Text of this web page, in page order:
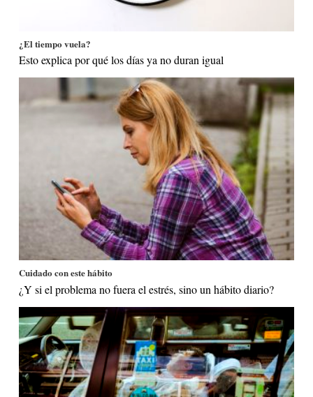
¿El tiempo vuela?
Esto explica por qué los días ya no duran igual
Cuidado con este hábito
¿Y si el problema no fuera el estrés, sino un hábito diario?